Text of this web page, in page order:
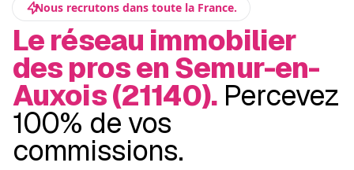
Nous recrutons dans toute la France.
Le réseau immobilier
des pros en Semur-en-
Auxois (21140). Percevez
100% de vos
commissions.